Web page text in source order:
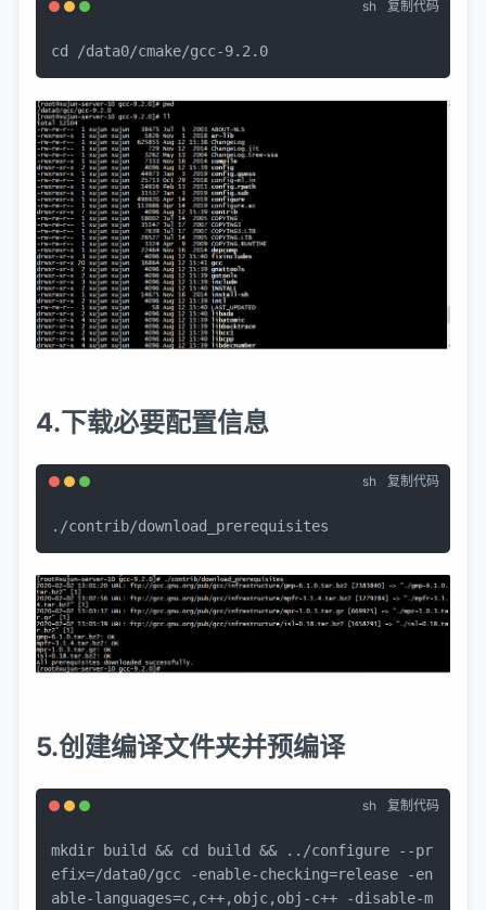
sh 复制代码
cd /data0/cmake/gcc-9.2.0
4.下载必要配置信息
sh 复制代码
./contrib/download_prerequisites
5.创建编译文件夹并预编译
sh 复制代码
mkdir build && cd
build && ../configure --pr
efix=/data0/gcc -enable-checking=release -en
able-languages=c,c++,objc,obj-c++ -disable-m